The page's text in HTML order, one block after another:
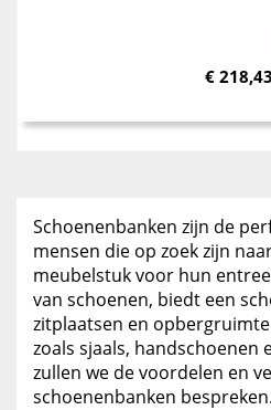
€ 218,43
Schoenenbanken zijn de
mensen die op zoek zijn
meubelstuk voor hun
van schoenen, biedt een
zitplaatsen en
zoals sjaals, handschoenen
zullen we de voordelen en
schoenenbanken bespreken.